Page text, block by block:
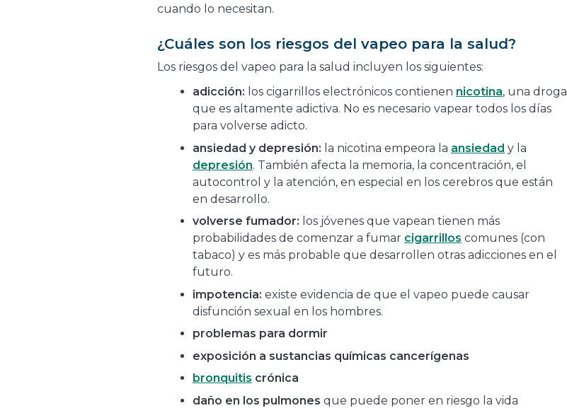
cuando lo necesitan.
¿Cuáles son los riesgos del vapeo para la salud?
Los riesgos del vapeo para la salud incluyen los siguientes:
adicción: los cigarrillos electrónicos contienen nicotina, una droga
que es altamente adictiva. No es necesario vapear todos los días
para volverse adicto.
ansiedad y depresión: la nicotina empeora la ansiedad y la
depresión. También afecta la memoria, la concentración, el
autocontrol y la atención, en especial en los cerebros que están
en desarrollo.
volverse fumador: los jóvenes que vapean tienen más
probabilidades de comenzar a fumar cigarrillos comunes (con
tabaco) y es más probable que desarrollen otras adicciones en el
futuro.
impotencia: existe evidencia de que el vapeo puede causar
disfunción sexual en los hombres.
problemas para dormir
exposición a sustancias químicas cancerígenas
bronquitis crónica
daño en los pulmones que puede poner en riesgo la vida